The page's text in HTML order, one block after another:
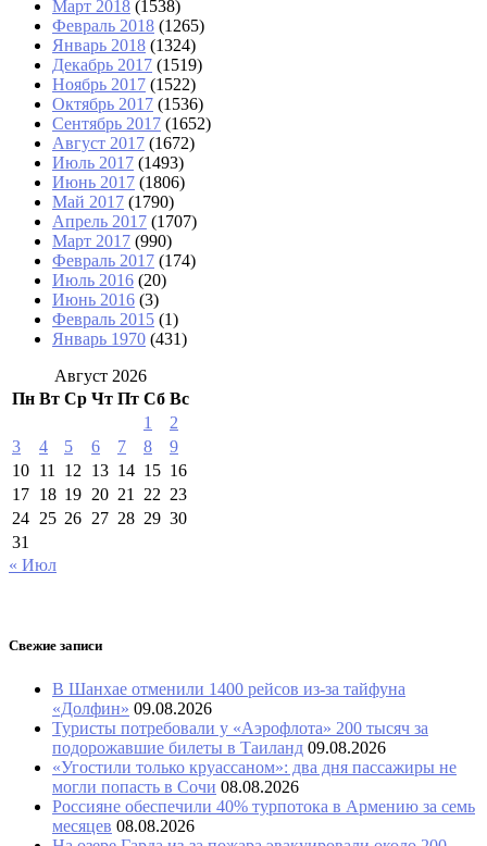
Март 2018 (1538)
Февраль 2018 (1265)
Январь 2018 (1324)
Декабрь 2017 (1519)
Ноябрь 2017 (1522)
Октябрь 2017 (1536)
Сентябрь 2017 (1652)
Август 2017 (1672)
Июль 2017 (1493)
Июнь 2017 (1806)
Май 2017 (1790)
Апрель 2017 (1707)
Март 2017 (990)
Февраль 2017 (174)
Июль 2016 (20)
Июнь 2016 (3)
Февраль 2015 (1)
Январь 1970 (431)
Август 2026
Пн Вт Ср Чт Пт Сб Вс
1
2
3
4 5 6 7 8
9
10 11 12 13 14 15 16
17 18 19 20 21 22 23
24 25 26 27 28 29 30
31
« Июл
Свежие записи
В Шанхае отменили 1400 рейсов из-за тайфуна
«Долфин» 09.08.2026
Туристы потребовали у «Аэрофлота» 200 тысяч за
подорожавшие билеты в Таиланд 09.08.2026
«Угостили только круассаном»: два дня пассажиры не
могли попасть в Сочи 08.08.2026
Россияне обеспечили 40% турпотока в Армению за семь
месяцев 08.08.2026